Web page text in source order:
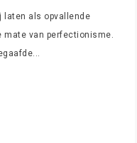
laten als opvallende
mate van perfectionisme.